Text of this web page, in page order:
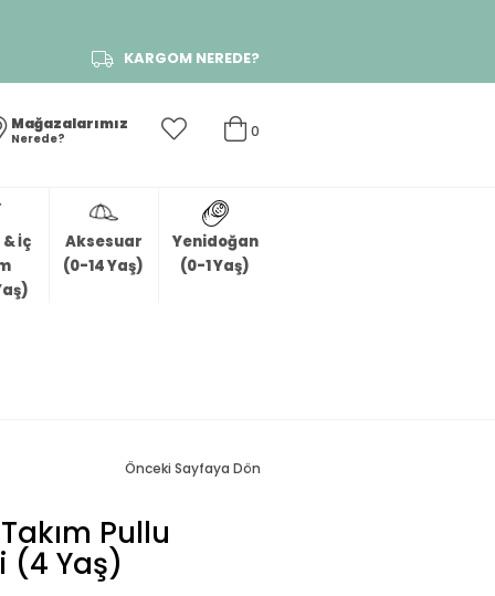
KARGOM NEREDE?
0
Mağazalarımız
Nerede?
İç
Aksesuar
(0-14 Yaş)
Yenidoğan
(0-1 Yaş)
Önceki Sayfaya Dön
Pullu
(4 Yaş)